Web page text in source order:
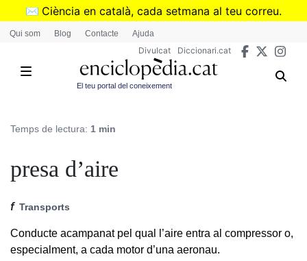
Vés
✉️ Ciència en català, cada setmana al teu correu.
➜Subscriu-te al butlletí de Divulcat
Qui som Blog Contacte Ajuda
Divulcat Diccionari.cat
El teu portal del coneixement
Temps de lectura: 1 min
presa d’aire
f Transports
Conducte acampanat pel qual l’aire entra al compressor o,
especialment, a cada motor d’una aeronau.